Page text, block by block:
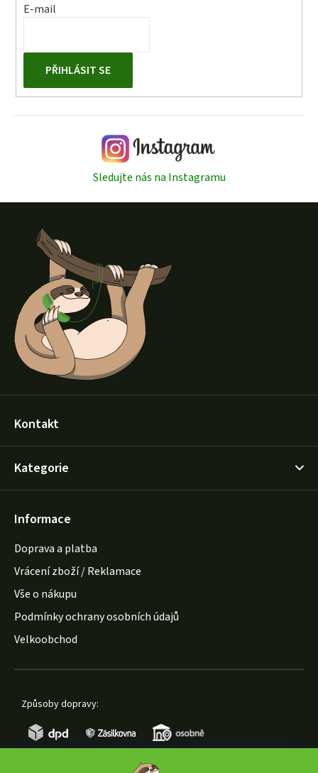
E-mail
PŘIHLÁSIT SE
Sledujte nás na Instagramu
Kontakt
Kategorie
Informace
Doprava a platba
Vrácení zboží / Reklamace
Vše o nákupu
Podmínky ochrany osobních údajů
Velkoobchod
Způsoby dopravy: